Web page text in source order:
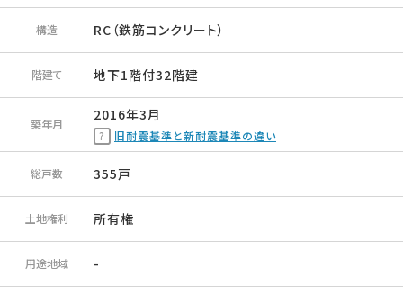
構造 RC（鉄筋コンクリート）
階建て 地下1階付32階建
築年月
2016年3月
旧耐震基準と新耐震基準の違い
総戸数 355戸
土地権利 所有権
用途地域 -